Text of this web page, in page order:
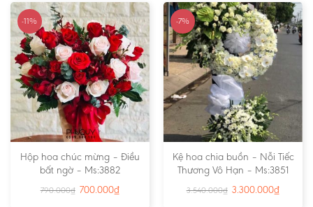
-11%
Hộp hoa chúc mừng – Điều
bất ngờ – Ms:3882
790.000₫ 700.000₫
-7%
Kệ hoa chia buồn – Nỗi Tiếc
Thương Vô Hạn – Ms:3851
3.540.000₫ 3.300.000₫